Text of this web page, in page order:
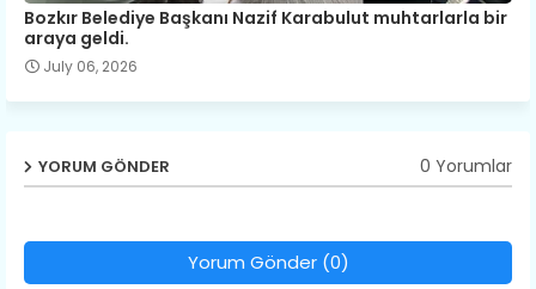
Bozkır Belediye Başkanı Nazif Karabulut muhtarlarla bir
araya geldi.
July 06, 2026
YORUM GÖNDER 0 Yorumlar
Yorum Gönder (0)